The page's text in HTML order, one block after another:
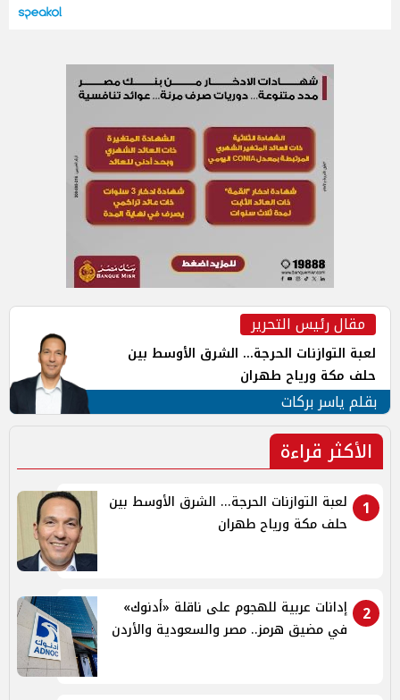
مقال رئيس التحرير
لعبة التوازنات الحرجة... الشرق الأوسط بين
حلف مكة ورياح طهران
بقلم ياسر بركات
الأكثر قراءة
1
لعبة التوازنات الحرجة... الشرق الأوسط بين
حلف مكة ورياح طهران
2
إدانات عربية للهجوم على ناقلة «أدنوك»
في مضيق هرمز.. مصر والسعودية والأردن